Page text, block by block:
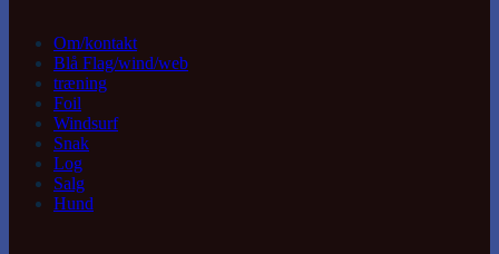
Om/kontakt
Blå Flag/wind/web
træning
Foil
Windsurf
Snak
Log
Salg
Hund